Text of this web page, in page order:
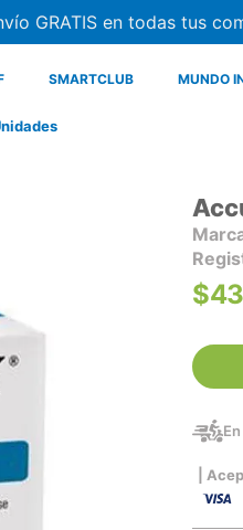
GRATIS en todas tus
SMARTCLUB MUNDO
$43
|